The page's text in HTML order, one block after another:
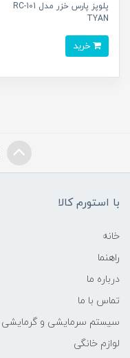
پلوپز پارس خزر مدل RC-101
TYAN
با استورم کالا
خانه
راهنما
درباره ما
تماس با ما
سیستم سرمایشی و گرمایشی
لوازم خانگی